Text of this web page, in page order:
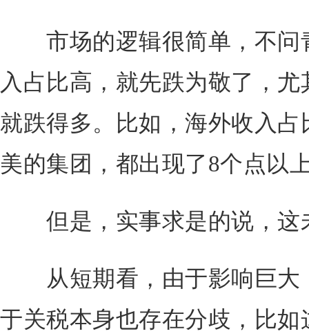
市场的逻辑很简单，不问
入占比高，就先跌为敬了，
就跌得多。比如，海外收入
美的集团，都出现了8个点以
但是，实事求是的说，这
从短期看，由于影响巨大
于关税本身也存在分歧，比